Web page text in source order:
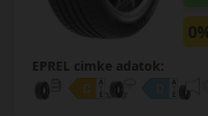
EPREL cimke adatok: